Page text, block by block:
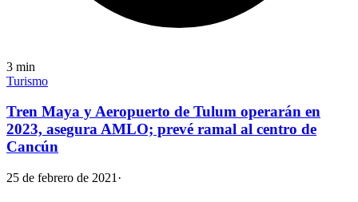
3 min
Turismo
Tren Maya y Aeropuerto de Tulum operarán en
2023, asegura AMLO; prevé ramal al centro de
Cancún
25 de febrero de 2021 ·